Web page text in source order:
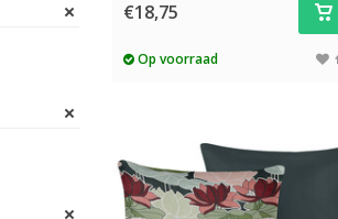
€18,75
Op voorraad